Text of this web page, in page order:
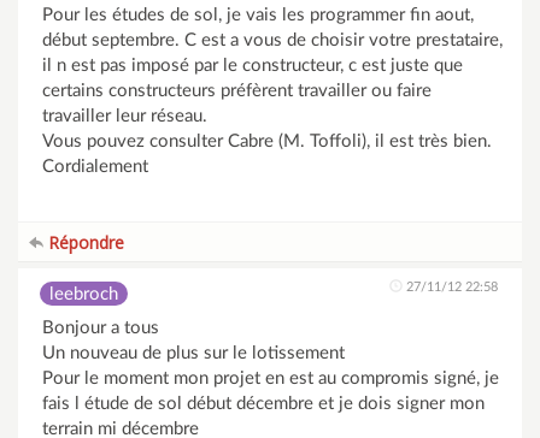
Pour les études de sol, je vais les programmer fin aout,
début septembre. C est a vous de choisir votre prestataire,
il n est pas imposé par le constructeur, c est juste que
certains constructeurs préfèrent travailler ou faire
travailler leur réseau.
Vous pouvez consulter Cabre (M. Toffoli), il est très bien.
Cordialement
Répondre
leebroch 27/11/12 22:58
Bonjour a tous
Un nouveau de plus sur le lotissement
Pour le moment mon projet en est au compromis signé, je
fais l étude de sol début décembre et je dois signer mon
terrain mi décembre